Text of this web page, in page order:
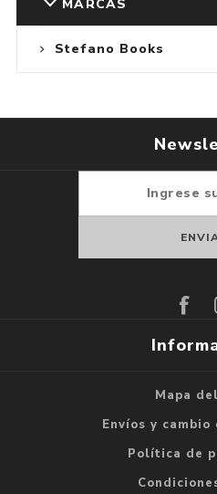
MARCAS
Stefano Books
Mapa
Envíos y
Política de